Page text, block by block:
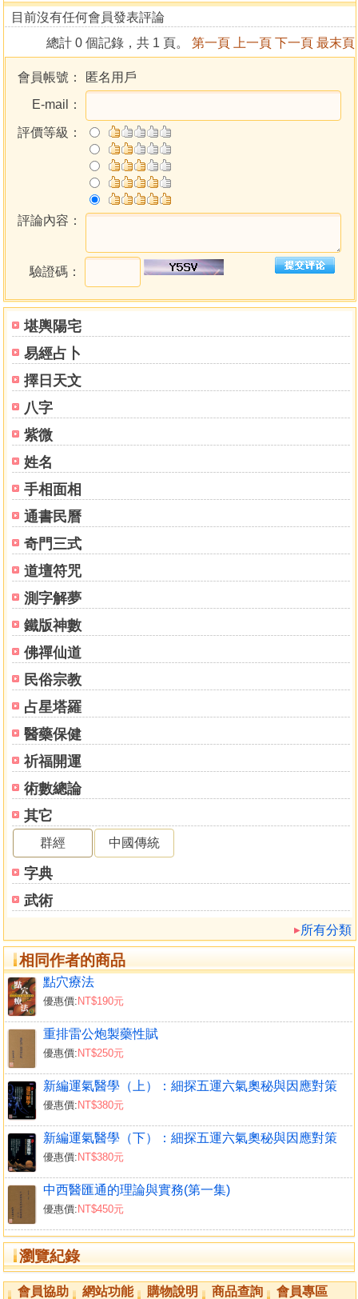
堪輿陽宅
易經占卜
擇日天文
八字
紫微
姓名
手相面相
通書民曆
奇門三式
道壇符咒
測字解夢
鐵版神數
佛禪仙道
民俗宗教
占星塔羅
醫藥保健
祈福開運
術數總論
其它
群經 中國傳統
字典
武術
所有分類
相同作者的商品
點穴療法
優惠價: NT$190元
重排雷公炮製藥性賦
優惠價: NT$250元
新編運氣醫學（上）：細探五運六氣奧秘與因應對策
優惠價: NT$380元
新編運氣醫學（下）：細探五運六氣奧秘與因應對策
優惠價: NT$380元
中西醫匯通的理論與實務(第一集)
優惠價: NT$450元
瀏覽紀錄
目前沒有任何會員發表評論
總計 0 個記錄，共 1 頁。 第一頁 上一頁 下一頁 最末頁
會員帳號：
匿名用戶
E-mail：
評價等級：
評論內容：
驗證碼：
會員協助 網站功能 購物說明 商品查詢 會員專區